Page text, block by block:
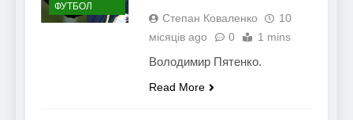
ФУТБОЛ
Степан Коваленко
10
місяців ago
0 1 mins
Володимир Пятенко.
Read More